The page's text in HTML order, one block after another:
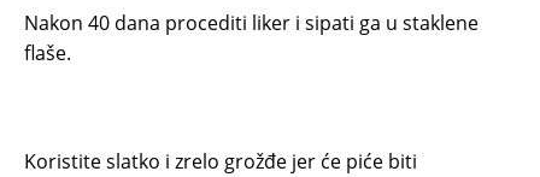
Nakon 40 dana procediti liker i sipati ga u staklene
flaše.
Koristite slatko i zrelo grožđe jer će piće biti